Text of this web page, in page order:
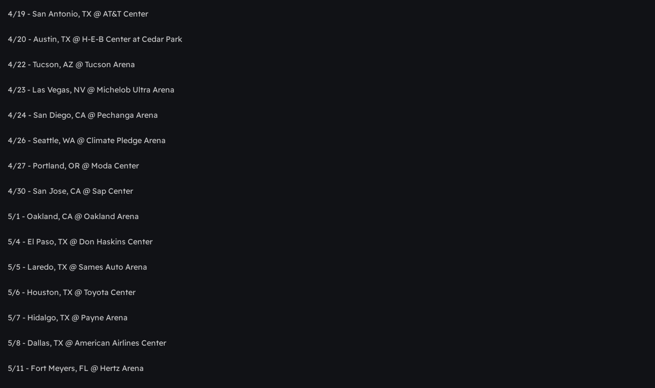
4/19 - San Antonio, TX @ AT&T Center
4/20 - Austin, TX @ H-E-B Center at Cedar Park
4/22 - Tucson, AZ @ Tucson Arena
4/23 - Las Vegas, NV @ Michelob Ultra Arena
4/24 - San Diego, CA @ Pechanga Arena
4/26 - Seattle, WA @ Climate Pledge Arena
4/27 - Portland, OR @ Moda Center
4/30 - San Jose, CA @ Sap Center
5/1 - Oakland, CA @ Oakland Arena
5/4 - El Paso, TX @ Don Haskins Center
5/5 - Laredo, TX @ Sames Auto Arena
5/6 - Houston, TX @ Toyota Center
5/7 - Hidalgo, TX @ Payne Arena
5/8 - Dallas, TX @ American Airlines Center
5/11 - Fort Meyers, FL @ Hertz Arena